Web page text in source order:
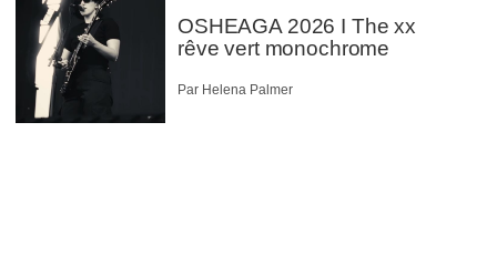
OSHEAGA 2026 I The xx
rêve vert monochrome
Par Helena Palmer